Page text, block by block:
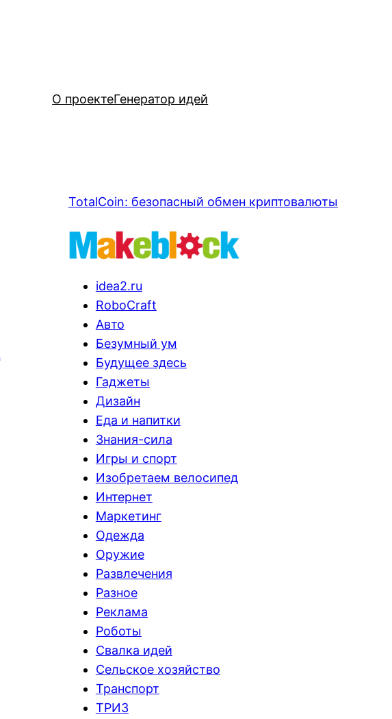
О проектеГенератор идей
TotalCoin: безопасный обмен криптовалюты
idea2.ru
RoboCraft
Авто
Безумный ум
Будущее здесь
Гаджеты
Дизайн
Еда и напитки
Знания-сила
Игры и спорт
Изобретаем велосипед
Интернет
Маркетинг
Одежда
Оружие
Развлечения
Разное
Реклама
Роботы
Свалка идей
Сельское хозяйство
Транспорт
ТРИЗ